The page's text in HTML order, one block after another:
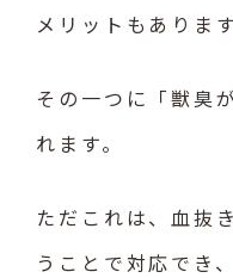
メリットもあります
その一つに「獣臭
れます。
ただこれは、血抜
うことで対応でき